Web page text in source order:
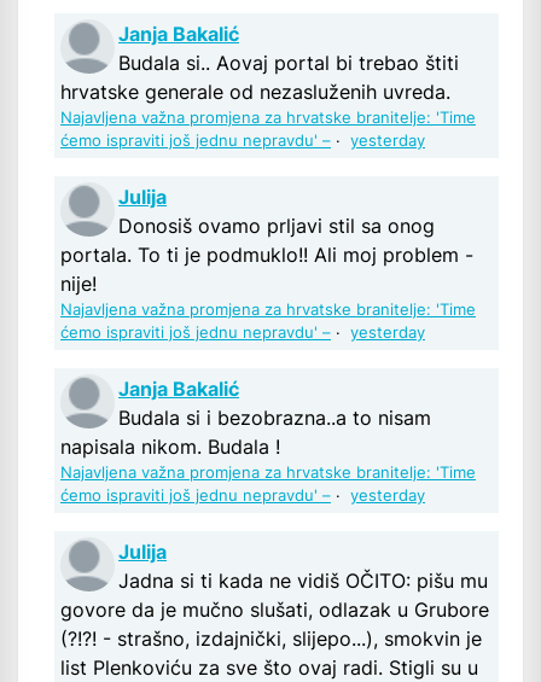
Janja Bakalić
Budala si.. Aovaj portal bi trebao štiti
hrvatske generale od nezasluženih uvreda.
Najavljena važna promjena za hrvatske branitelje: 'Time
ćemo ispraviti još jednu nepravdu' – · yesterday
Julija
Donosiš ovamo prljavi stil sa onog
portala. To ti je podmuklo!! Ali moj problem -
nije!
Najavljena važna promjena za hrvatske branitelje: 'Time
ćemo ispraviti još jednu nepravdu' – · yesterday
Janja Bakalić
Budala si i bezobrazna..a to nisam
napisala nikom. Budala !
Najavljena važna promjena za hrvatske branitelje: 'Time
ćemo ispraviti još jednu nepravdu' – · yesterday
Julija
Jadna si ti kada ne vidiš OČITO: pišu mu
govore da je mučno slušati, odlazak u Grubore
(?!?! - strašno, izdajnički, slijepo...), smokvin je
list Plenkoviću za sve što ovaj radi. Stigli su u